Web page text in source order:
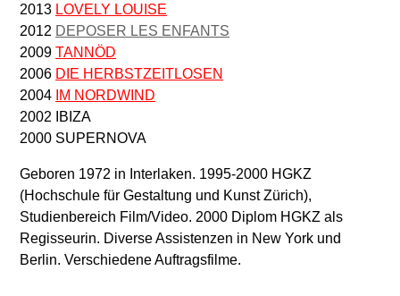
2013 LOVELY LOUISE
2012 DEPOSER LES ENFANTS
2009 TANNÖD
2006 DIE HERBSTZEITLOSEN
2004 IM NORDWIND
2002 IBIZA
2000 SUPERNOVA
Geboren 1972 in Interlaken. 1995-2000 HGKZ
(Hochschule für Gestaltung und Kunst Zürich),
Studienbereich Film/Video. 2000 Diplom HGKZ als
Regisseurin. Diverse Assistenzen in New York und
Berlin. Verschiedene Auftragsfilme.